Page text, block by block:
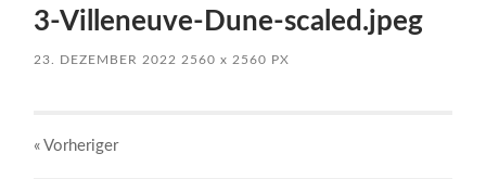
3-Villeneuve-Dune-scaled.jpeg
23. DEZEMBER 2022 2560x 2560 PX
« Vorheriger